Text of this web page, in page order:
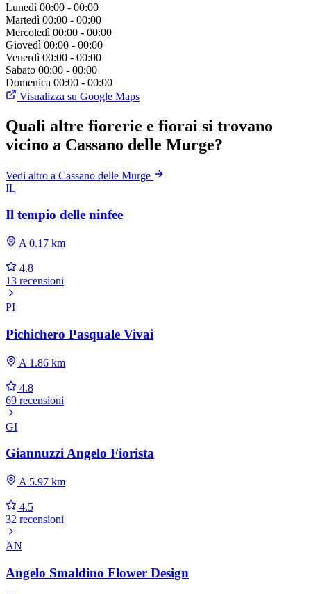
Lunedì 00:00 - 00:00
Martedì 00:00 - 00:00
Mercoledì 00:00 - 00:00
Giovedì 00:00 - 00:00
Venerdì 00:00 - 00:00
Sabato 00:00 - 00:00
Domenica 00:00 - 00:00
Visualizza su Google Maps
Quali altre fiorerie e fiorai si trovano
vicino a Cassano delle Murge?
Vedi altro a Cassano delle Murge
IL
Il tempio delle ninfee
A 0.17 km
4.8
13 recensioni
PI
Pichichero Pasquale Vivai
A 1.86 km
4.8
69 recensioni
GI
Giannuzzi Angelo Fiorista
A 5.97 km
4.5
32 recensioni
AN
Angelo Smaldino Flower Design